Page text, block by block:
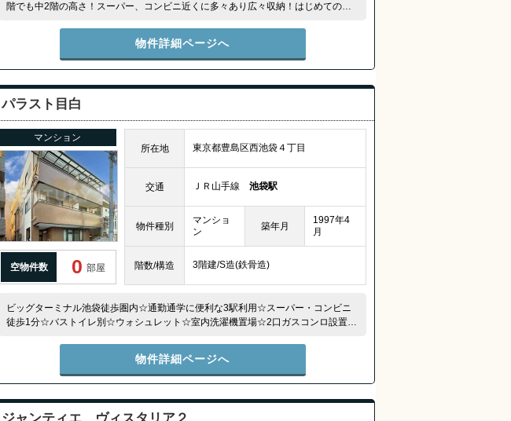
階でも中2階の高さ！スーパー、コンビニ近くに多々あり広々収納！はじめての一
物件詳細ページへ
パラスト目白
マンション
空物件数 0 部屋
所在地 東京都豊島区西池袋４丁目
交通 ＪＲ山手線池袋駅
物件種別
マンショ
ン
築年月
1997年4
月
階数/構造 3階建/S造(鉄骨造)
ビッグターミナル池袋徒歩圏内☆通勤通学に便利な3駅利用☆スーパー・コンビニ
徒歩1分☆バストイレ別☆ウォシュレット☆室内洗濯機置場☆2口ガスコンロ設置済
物件詳細ページへ
ジャンティエ ヴィスタリア２